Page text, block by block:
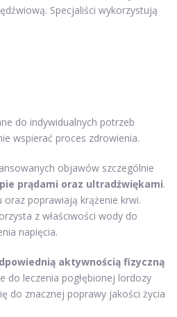
Specjaliści wykorzystują
do indywidualnych potrzeb
wspierać proces zdrowienia.
objawów szczególnie
prądami oraz ultradźwiękami.
oraz poprawiają krążenie krwi.
z właściwości wody do
napięcia.
aktywnością fizyczną
do leczenia pogłębionej lordozy
do znacznej poprawy jakości życia